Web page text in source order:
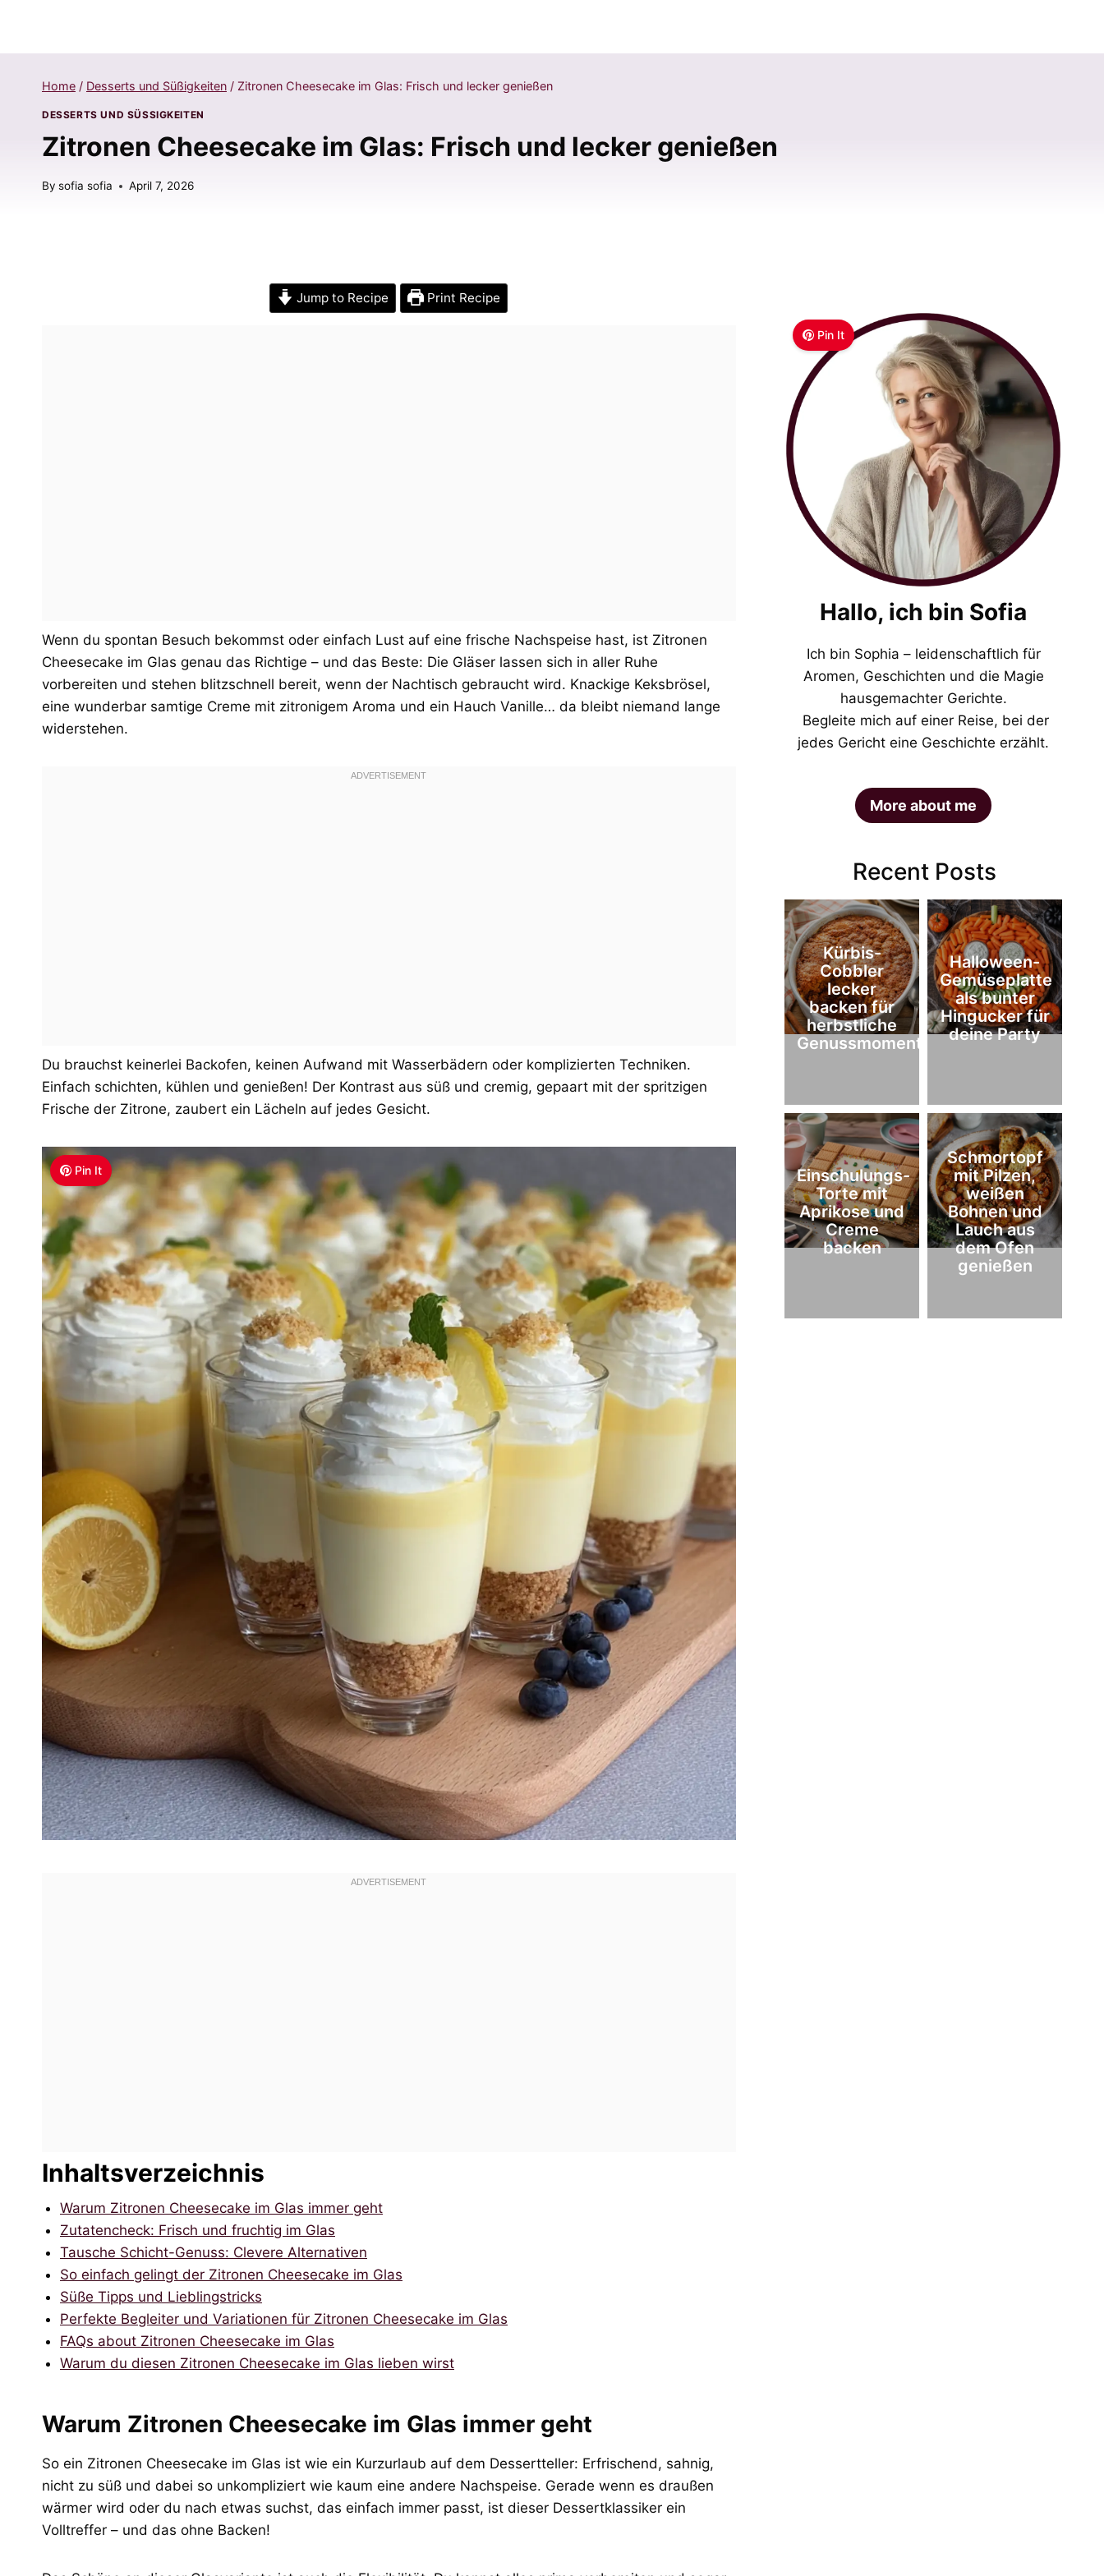
Home / Desserts und Süßigkeiten / Zitronen Cheesecake im Glas: Frisch und lecker genießen
DESSERTS UND SÜSSIGKEITEN
Zitronen Cheesecake im Glas: Frisch und lecker genießen
By sofia sofia April 7, 2026
Jump to Recipe Print Recipe
Wenn du spontan Besuch bekommst oder einfach Lust auf eine frische Nachspeise hast, ist Zitronen
Cheesecake im Glas genau das Richtige – und das Beste: Die Gläser lassen sich in aller Ruhe
vorbereiten und stehen blitzschnell bereit, wenn der Nachtisch gebraucht wird. Knackige Keksbrösel,
eine wunderbar samtige Creme mit zitronigem Aroma und ein Hauch Vanille… da bleibt niemand lange
widerstehen.
Du brauchst keinerlei Backofen, keinen Aufwand mit Wasserbädern oder komplizierten Techniken.
Einfach schichten, kühlen und genießen! Der Kontrast aus süß und cremig, gepaart mit der spritzigen
Frische der Zitrone, zaubert ein Lächeln auf jedes Gesicht.
Pin It
Inhaltsverzeichnis
Warum Zitronen Cheesecake im Glas immer geht
Zutatencheck: Frisch und fruchtig im Glas
Tausche Schicht-Genuss: Clevere Alternativen
So einfach gelingt der Zitronen Cheesecake im Glas
Süße Tipps und Lieblingstricks
Perfekte Begleiter und Variationen für Zitronen Cheesecake im Glas
FAQs about Zitronen Cheesecake im Glas
Warum du diesen Zitronen Cheesecake im Glas lieben wirst
Warum Zitronen Cheesecake im Glas immer geht
So ein Zitronen Cheesecake im Glas ist wie ein Kurzurlaub auf dem Dessertteller: Erfrischend, sahnig,
nicht zu süß und dabei so unkompliziert wie kaum eine andere Nachspeise. Gerade wenn es draußen
wärmer wird oder du nach etwas suchst, das einfach immer passt, ist dieser Dessertklassiker ein
Volltreffer – und das ohne Backen!
Pin It
Hallo, ich bin Sofia
Ich bin Sophia – leidenschaftlich für
Aromen, Geschichten und die Magie
hausgemachter Gerichte.
Begleite mich auf einer Reise, bei der
jedes Gericht eine Geschichte erzählt.
More about me
Recent Posts
Kürbis-
Cobbler
lecker
backen für
herbstliche
Genussmomente
Halloween-
Gemüseplatte
als bunter
Hingucker für
deine Party
Einschulungs-
Torte mit
Aprikose und
Creme
backen
Schmortopf
mit Pilzen,
weißen
Bohnen und
Lauch aus
dem Ofen
genießen